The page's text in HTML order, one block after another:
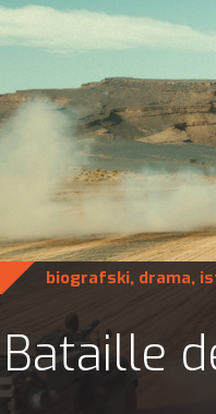
biografski, drama,